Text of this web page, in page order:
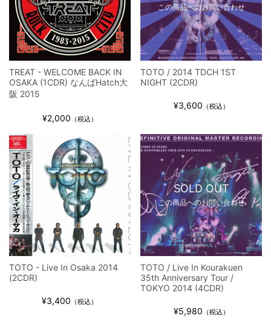
TREAT - WELCOME BACK IN
OSAKA (1CDR) なんばHatch大
阪 2015
¥2,000 （税込）
この商品へのお問い合わせ
TOTO / 2014 TDCH 1ST
NIGHT (2CDR)
¥3,600 （税込）
TOTO - Live In Osaka 2014
(2CDR)
¥3,400 （税込）
SOLD OUT
この商品へのお問い合わせ
TOTO / Live In Kourakuen
35th Anniversary Tour /
TOKYO 2014 (4CDR)
¥5,980 （税込）